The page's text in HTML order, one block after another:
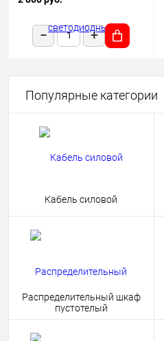
Популярные категории
Кабель силовой
Распределительный шкаф
пустотелый